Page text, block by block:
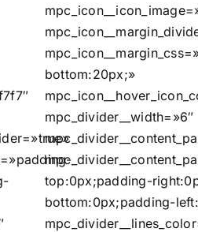
bottom:20px;»
mpc_divider__width=»6″
top:0px;padding-
bottom:0px;padding-